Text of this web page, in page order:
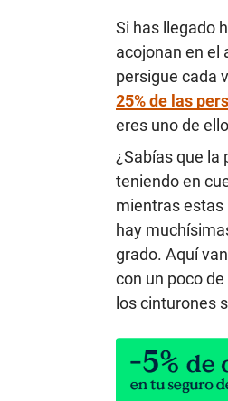
Si has llegado
acojonan en el
persigue cada
25% de las
eres uno de
¿Sabías que la
teniendo en
mientras estas
hay
grado. Aquí
con un poco
los cinturones